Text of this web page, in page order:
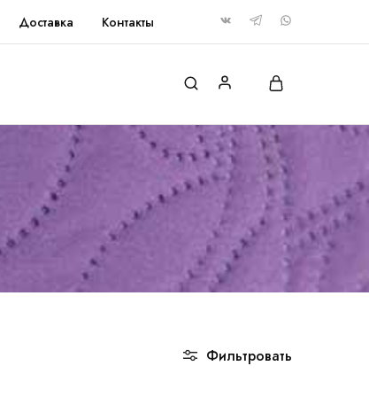
Доставка Контакты
Фильтровать